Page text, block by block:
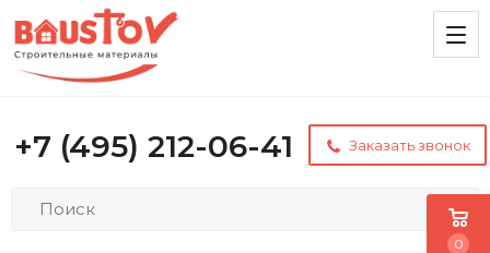
+7 (495) 212-06-41 Заказать звонок
0